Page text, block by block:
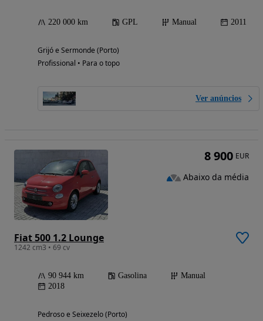
220 000 km GPL Manual 2011
Grijó e Sermonde (Porto)
Profissional • Para o topo
Ver anúncios
Fiat 500 1.2 Lounge
1242 cm3 • 69 cv
90 944 km Gasolina
Manual
2018
Pedroso e Seixezelo (Porto)
8 900 EUR
Abaixo da média